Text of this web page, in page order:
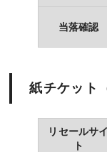
当落確認
紙チケット
リセールサイ
ト